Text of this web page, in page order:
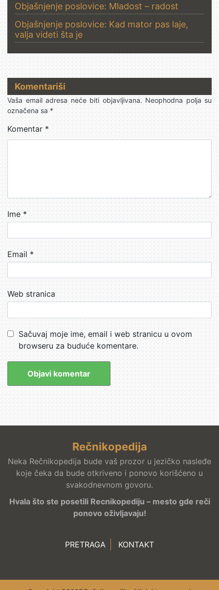
Objašnjenje poslovice: Mladost – radost
Objašnjenje poslovice: Kad mator pas laje,
valja videti šta je
Komentariši
Vaša email adresa neće biti objavljivana. Neophodna polja su
označena sa*
Komentar *
Ime*
Email*
Web stranica
Sačuvaj moje ime, email i web stranicu u ovom
browseru za buduće komentare.
Rečnikopedija
Neka Rečnikopedija bude vaš prozor u jezičko nasleđe
koje čeka da bude otkriveno i ponovo korišćeno u
svakodnevnom govoru.
Hvala što ste posetili Recnikopediju – mesto gde reči
ponovo oživljavaju!
PRETRAGA KONTAKT